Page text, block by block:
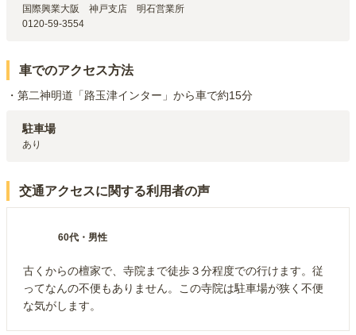
国際興業大阪　神戸支店　明石営業所
0120-59-3554
車でのアクセス方法
・第二神明道「路玉津インター」から車で約15分
駐車場
あり
交通アクセスに関する利用者の声
60代 ・ 男性
古くからの檀家で、寺院まで徒歩３分程度での行けます。従
ってなんの不便もありません。この寺院は駐車場が狭く不便
な気がします。